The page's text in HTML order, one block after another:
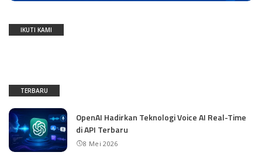
IKUTI KAMI
TERBARU
OpenAI Hadirkan Teknologi Voice AI Real-Time
di API Terbaru
8 Mei 2026